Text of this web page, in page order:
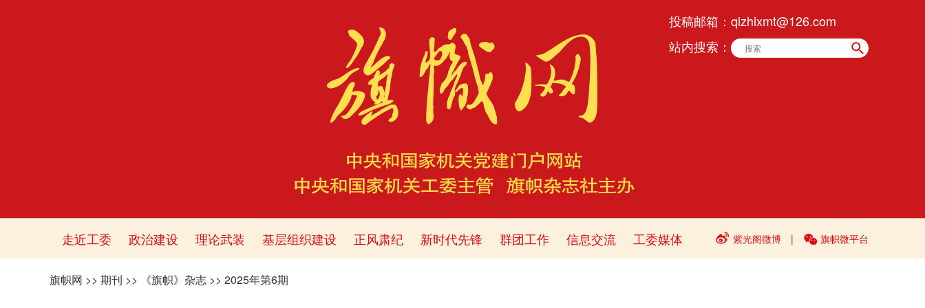
投稿邮箱： qizhixmt@126.com
站内搜索：
走近工委 政治建设 理论武装 基层组织建设 正风肃纪 新时代先锋 群团工作 信息交流 工委媒体 紫光阁微博 | 旗帜微平台
旗帜网 >> 期刊 >> 《旗帜》杂志 >> 2025年第6期